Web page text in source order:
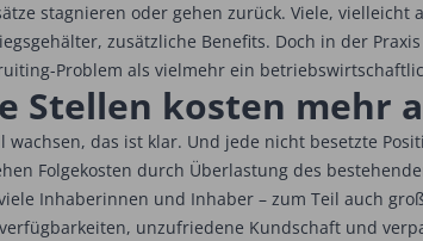
stagnieren oder gehen zurück. Viele,
zusätzliche Benefits. Doch in der
Problem als vielmehr ein
Stellen kosten mehr
wachsen, das ist klar. Und jede nicht besetzte
Folgekosten durch Überlastung des
Inhaberinnen und Inhaber – zum Teil auch
unzufriedene Kundschaft und